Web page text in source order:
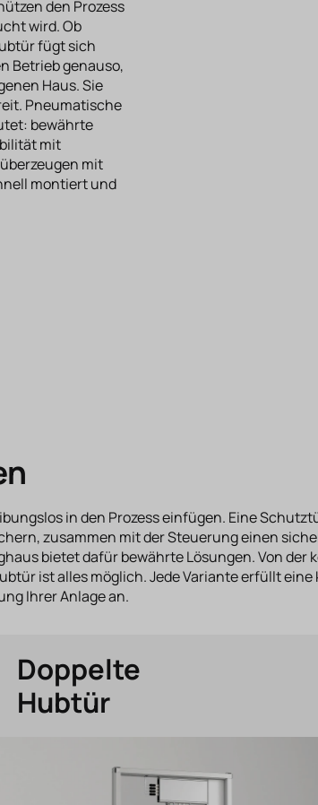
den Prozess
wird. Ob
fügt sich
Betrieb genauso,
Haus. Sie
Pneumatische
bewährte
mit
mit
montiert und
in den Prozess einfügen. Eine
zusammen mit der Steuerung einen
bietet dafür bewährte Lösungen. Von der
ist alles möglich. Jede Variante erfüllt eine
Ihrer Anlage an.
Doppelte
Hubtür